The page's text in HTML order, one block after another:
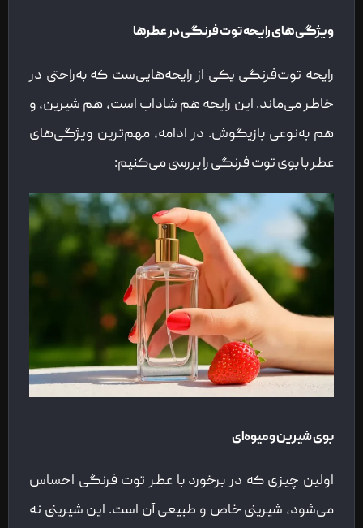
ویژگی‌های رایحه توت فرنگی در عطرها
رایحه توت‌فرنگی یکی از رایحه‌هایی‌ست که به‌راحتی در
خاطر می‌ماند. این رایحه هم شاداب است، هم شیرین، و
هم به‌نوعی بازیگوش. در ادامه، مهم‌ترین ویژگی‌های
عطر با بوی توت فرنگی را بررسی می‌کنیم:
بوی شیرین و میوه‌ای
اولین چیزی که در برخورد با عطر توت فرنگی احساس
می‌شود، شیرینی خاص و طبیعی آن است. این شیرینی نه